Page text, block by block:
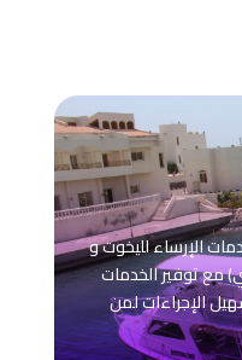
الإرساء لليخوت و
توفير الخدمات
الإجراءات لمن